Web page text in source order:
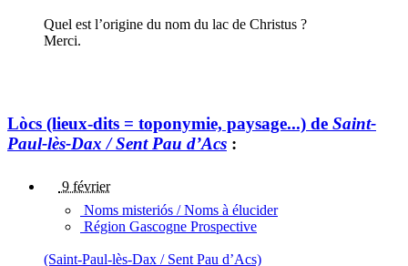
Quel est l’origine du nom du lac de Christus ?
Merci.
Lòcs (lieux-dits = toponymie, paysage...) de Saint-
Paul-lès-Dax / Sent Pau d’Acs :
9 février
Noms misteriós / Noms à élucider
Région Gascogne Prospective
(Saint-Paul-lès-Dax / Sent Pau d’Acs)